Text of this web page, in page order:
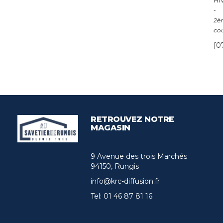
-
RETROUVEZ NOTRE
MAGASIN
9 Avenue des trois Marchés
94150, Rungis
info@krc-diffusion.fr
Tel: 01 46 87 81 16